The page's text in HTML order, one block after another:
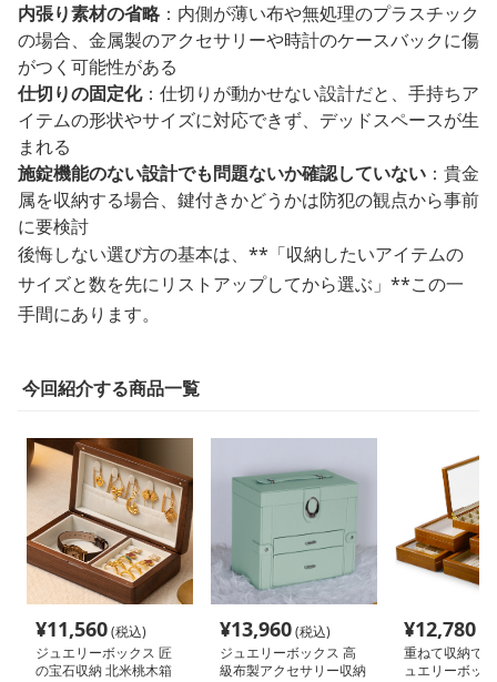
内張り素材の省略：内側が薄い布や無処理のプラスチック
の場合、金属製のアクセサリーや時計のケースバックに傷
がつく可能性がある
仕切りの固定化：仕切りが動かせない設計だと、手持ちア
イテムの形状やサイズに対応できず、デッドスペースが生
まれる
施錠機能のない設計でも問題ないか確認していない ：貴金
属を収納する場合、鍵付きかどうかは防犯の観点から事前
に要検討
後悔しない選び方の基本は、**「収納したいアイテムの
サイズと数を先にリストアップしてから選ぶ」**この一
手間にあります。
今回紹介する商品一覧
¥11,560(税込)
ジュエリーボックス 匠
の宝石収納 北米桃木箱
¥13,960(税込)
ジュエリーボックス 高
級布製アクセサリー収納
¥12,780
重ねて収納で
ュエリーボッ